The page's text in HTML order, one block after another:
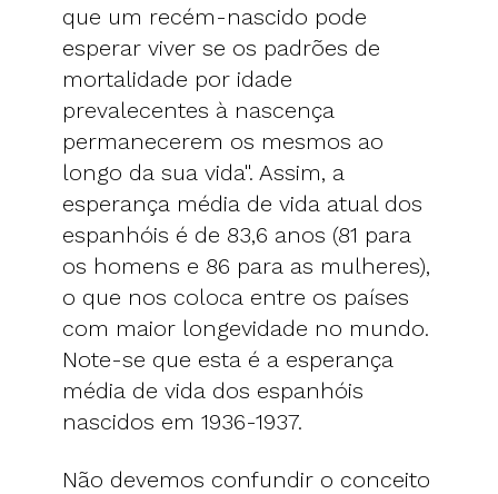
que um recém-nascido pode
esperar viver se os padrões de
mortalidade por idade
prevalecentes à nascença
permanecerem os mesmos ao
longo da sua vida". Assim, a
esperança média de vida atual dos
espanhóis é de 83,6 anos (81 para
os homens e 86 para as mulheres),
o que nos coloca entre os países
com maior longevidade no mundo.
Note-se que esta é a esperança
média de vida dos espanhóis
nascidos em 1936-1937.
Não devemos confundir o conceito